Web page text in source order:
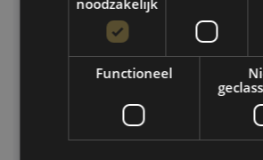
Klantenservice
Veelgestelde vragen
06-39119169
info@autoklusser.nl
Functioneel